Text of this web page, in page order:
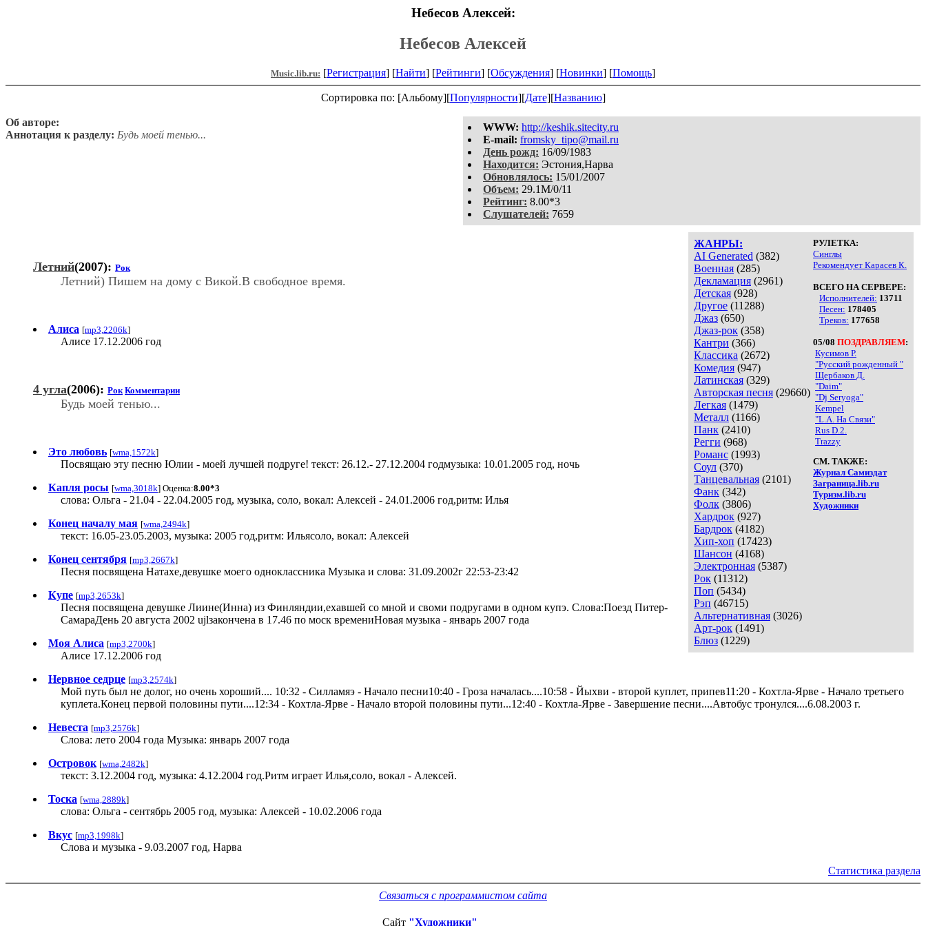
Небесов Алексей:
Небесов Алексей
Music.lib.ru: [Регистрация] [Найти] [Рейтинги] [Обсуждения] [Новинки] [Помощь]
Сортировка по: [Альбому][Популярности][Дате][Названию]
WWW: http://keshik.sitecity.ru
E-mail: fromsky_tipo@mail.ru
День рожд: 16/09/1983
Находится: Эстония,Нарва
Обновлялось: 15/01/2007
Объем: 29.1M/0/11
Рейтинг: 8.00*3
Слушателей: 7659
Об авторе:
Аннотация к разделу: Будь моей тенью...
ЖАНРЫ:
AI Generated (382)
Военная (285)
Декламация (2961)
Детская (928)
Другое (11288)
Джаз (650)
Джаз-рок (358)
Кантри (366)
Классика (2672)
Комедия (947)
Латинская (329)
Авторская песня (29660)
Легкая (1479)
Металл (1166)
Панк (2410)
Регги (968)
Романс (1993)
Соул (370)
Танцевальная (2101)
Фанк (342)
Фолк (3806)
Хардрок (927)
Бардрок (4182)
Хип-хоп (17423)
Шансон (4168)
Электронная (5387)
Рок (11312)
Поп (5434)
Рэп (46715)
Альтернативная (3026)
Арт-рок (1491)
Блюз (1229)
РУЛЕТКА:
Синглы
Рекомендует Карасев К.
ВСЕГО НА СЕРВЕРЕ:
Исполнителей: 13711
Песен: 178405
Треков: 177658
05/08 ПОЗДРАВЛЯЕМ:
Кусимов Р.
"Русский рожденный "
Щербаков Д.
"Daim"
"Dj Seryoga"
Kempel
"L.A. На Связи"
Rus D.2.
Trazzy
СМ. ТАКЖЕ:
Журнал Самиздат
Заграница.lib.ru
Туризм.lib.ru
Художники
Летний(2007): Рок
Летний) Пишем на дому с Викой.В свободное время.
Алиса [mp3,2206k]
Алисе 17.12.2006 год
4 угла(2006): Рок Комментарии
Будь моей тенью...
Это любовь [wma,1572k]
Посвящаю эту песню Юлии - моей лучшей подруге! текст: 26.12.- 27.12.2004 годмузыка: 10.01.2005 год, ночь
Капля росы [wma,3018k] Оценка:8.00*3
слова: Ольга - 21.04 - 22.04.2005 год, музыка, соло, вокал: Алексей - 24.01.2006 год,ритм: Илья
Конец началу мая [wma,2494k]
текст: 16.05-23.05.2003, музыка: 2005 год,ритм: Ильясоло, вокал: Алексей
Конец сентября [mp3,2667k]
Песня посвящена Натахе,девушке моего одноклассника Музыка и слова: 31.09.2002г 22:53-23:42
Купе [mp3,2653k]
Песня посвящена девушке Лиине(Инна) из Финляндии,ехавшей со мной и своми подругами в одном купэ. Слова:Поезд Питер-
СамараДень 20 августа 2002 ujlзакончена в 17.46 по моск времениНовая музыка - январь 2007 года
Моя Алиса [mp3,2700k]
Алисе 17.12.2006 год
Нервное седрце [mp3,2574k]
Мой путь был не долог, но очень хороший.... 10:32 - Силламяэ - Начало песни10:40 - Гроза началась....10:58 - Йыхви - второй куплет, припев11:20 - Кохтла-Ярве - Начало третьего
куплета.Конец первой половины пути....12:34 - Кохтла-Ярве - Начало второй половины пути...12:40 - Кохтла-Ярве - Завершение песни....Автобус тронулся....6.08.2003 г.
Невеста [mp3,2576k]
Слова: лето 2004 года Музыка: январь 2007 года
Островок [wma,2482k]
текст: 3.12.2004 год, музыка: 4.12.2004 год.Ритм играет Илья,соло, вокал - Алексей.
Тоска [wma,2889k]
слова: Ольга - сентябрь 2005 год, музыка: Алексей - 10.02.2006 года
Вкус [mp3,1998k]
Слова и музыка - 9.03.2007 год, Нарва
Статистика раздела
Связаться с программистом сайта
Сайт "Художники"